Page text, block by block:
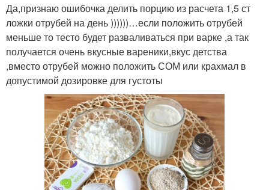
Да,признаю ошибочка делить порцию из расчета 1,5 ст
ложки отрубей на день ))))))…если положить отрубей
меньше то тесто будет разваливаться при варке ,а так
получается очень вкусные вареники,вкус детства
,вместо отрубей можно положить СОМ или крахмал в
допустимой дозировке для густоты